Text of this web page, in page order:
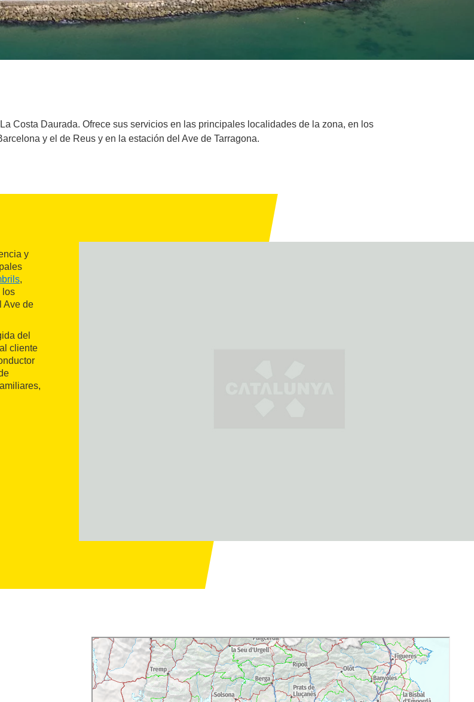
Costa Daurada. Ofrece sus servicios en las principales localidades de la zona, en los
y el de Reus y en la estación del Ave de Tarragona.
y
,
los
Ave de
del
cliente